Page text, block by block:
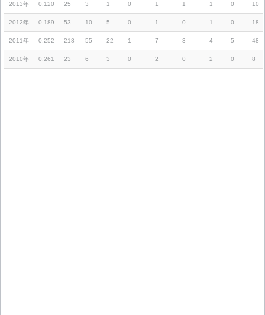
2013年 0.120 25 3 1 0 1 1 1 0 10
2012年 0.189 53 10 5 0 1 0 1 0 18
2011年 0.252 218 55 22 1 7 3 4 5 48
2010年 0.261 23 6 3 0 2 0 2 0 8